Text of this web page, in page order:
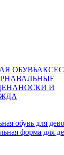
ОБУВЬ
НОСКИ И
обувь для
форма для